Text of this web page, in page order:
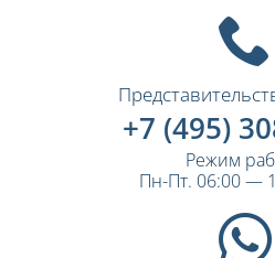
+7 (495)
Режим
Пн-Пт. 06:00 —